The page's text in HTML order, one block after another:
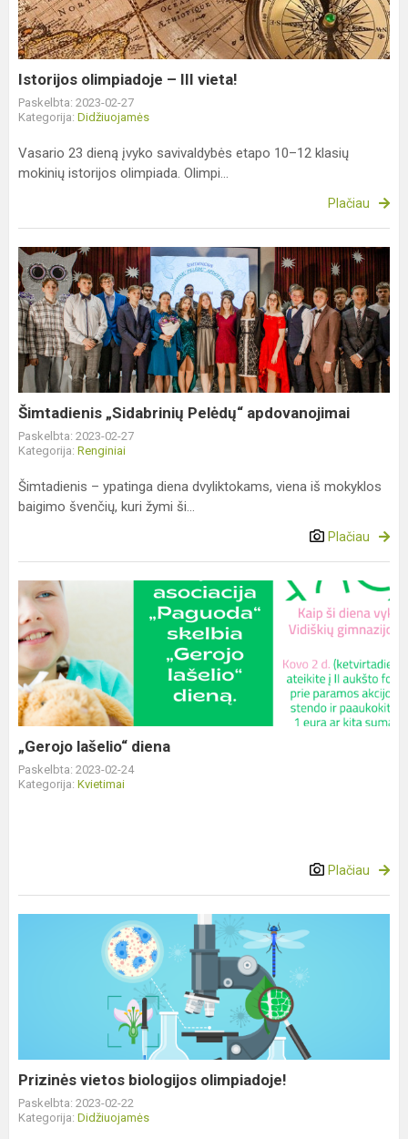
vieta!
Istorijos olimpiadoje – III vieta!
Paskelbta: 2023-02-27
Kategorija: Didžiuojamės
Vasario 23 dieną įvyko savivaldybės etapo 10–12 klasių
mokinių istorijos olimpiada. Olimpi...
Plačiau
Šimtadienis
„Sidabrinių
Pelėdų“
apdovanojimai
Šimtadienis „Sidabrinių Pelėdų“ apdovanojimai
Paskelbta: 2023-02-27
Kategorija: Renginiai
Šimtadienis – ypatinga diena dvyliktokams, viena iš mokyklos
baigimo švenčių, kuri žymi ši...
Plačiau
„Gerojo
lašelio“
diena
„Gerojo lašelio“ diena
Paskelbta: 2023-02-24
Kategorija: Kvietimai
Plačiau
Prizinės vietos biologijos olimpiadoje!
Paskelbta: 2023-02-22
Kategorija: Didžiuojamės